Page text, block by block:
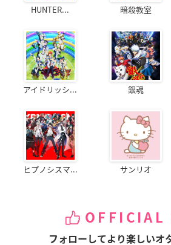
HUNTER... 暗殺教室
アイドリッシ... 銀魂
ヒプノシスマ... サンリオ
OFFICIAL
フォローしてより楽しいオ